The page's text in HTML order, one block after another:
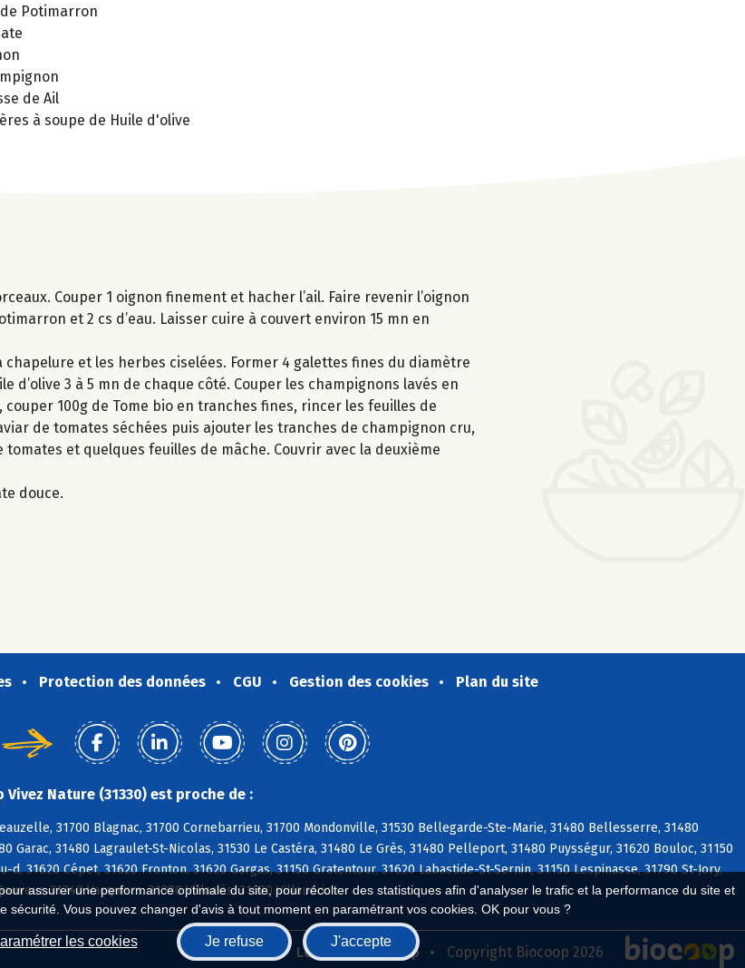
assurer une performance optimale du site, pour récolter des statistiques afin d'analyser le trafic et la performance du site et
sécurité. Vous pouvez changer d'avis à tout moment en paramétrant vos cookies. OK pour vous ?
les cookies Je refuse J'accepte
Potimarron
de Ail
à soupe de Huile d'olive
Couper 1 oignon finement et hacher l’ail. Faire revenir l’oignon
et 2 cs d’eau. Laisser cuire à couvert environ 15 mn en
et les herbes ciselées. Former 4 galettes fines du diamètre
d’olive 3 à 5 mn de chaque côté. Couper les champignons lavés en
100g de Tome bio en tranches fines, rincer les feuilles de
de tomates séchées puis ajouter les tranches de champignon cru,
et quelques feuilles de mâche. Couvrir avec la deuxième
douce.
Protection des données CGU Gestion des cookies Plan du site
Nature (31330) est proche de :
31700 Blagnac, 31700 Cornebarrieu, 31700 Mondonville, 31530 Bellegarde-Ste-Marie, 31480 Bellesserre, 31480
Garac, 31480 Lagraulet-St-Nicolas, 31530 Le Castéra, 31480 Le Grès, 31480 Pelleport, 31480 Puysségur, 31620 Bouloc, 31150
d, 31620 Cépet, 31620 Fronton, 31620 Gargas, 31150 Gratentour, 31620 Labastide-St-Sernin, 31150 Lespinasse, 31790 St-Jory,
31340 Vacquiers, 31380 Villariès, 31620 Villaudric
Biocoop.fr Le réseau Biocoop Copyright Biocoop 2026